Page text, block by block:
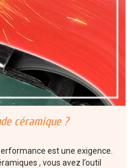
céramique ?
est une exigence.
, vous avez l’outil